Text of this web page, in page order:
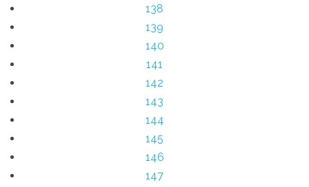
138
139
140
141
142
143
144
145
146
147